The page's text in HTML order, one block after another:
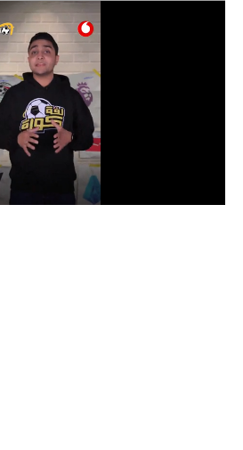
الدوري السعودي للمحترفين
دوري أبطال إفريقيا